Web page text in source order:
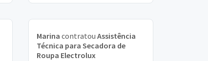
Marina contratou Assistência
Técnica para Secadora de
Roupa Electrolux